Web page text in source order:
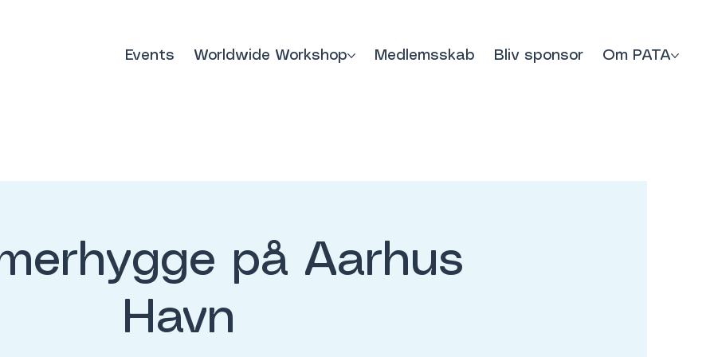
Events Worldwide Workshop Medlemsskab Bliv sponsor Om PATA
på Aarhus
Havn